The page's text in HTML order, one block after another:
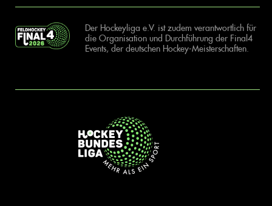
Der Hockeyliga e.V. ist zudem verantwortlich für
die Organisation und Durchführung der Final4
Events, der deutschen Hockey-Meisterschaften.